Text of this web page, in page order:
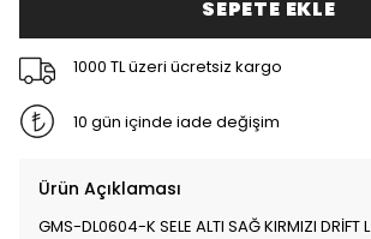
SEPETE EKLE
1000 TL üzeri ücretsiz kargo
10 gün içinde iade değişim
Ürün Açıklaması
GMS-DL0604-K SELE ALTI SAĞ KIRMIZI DRİFT L